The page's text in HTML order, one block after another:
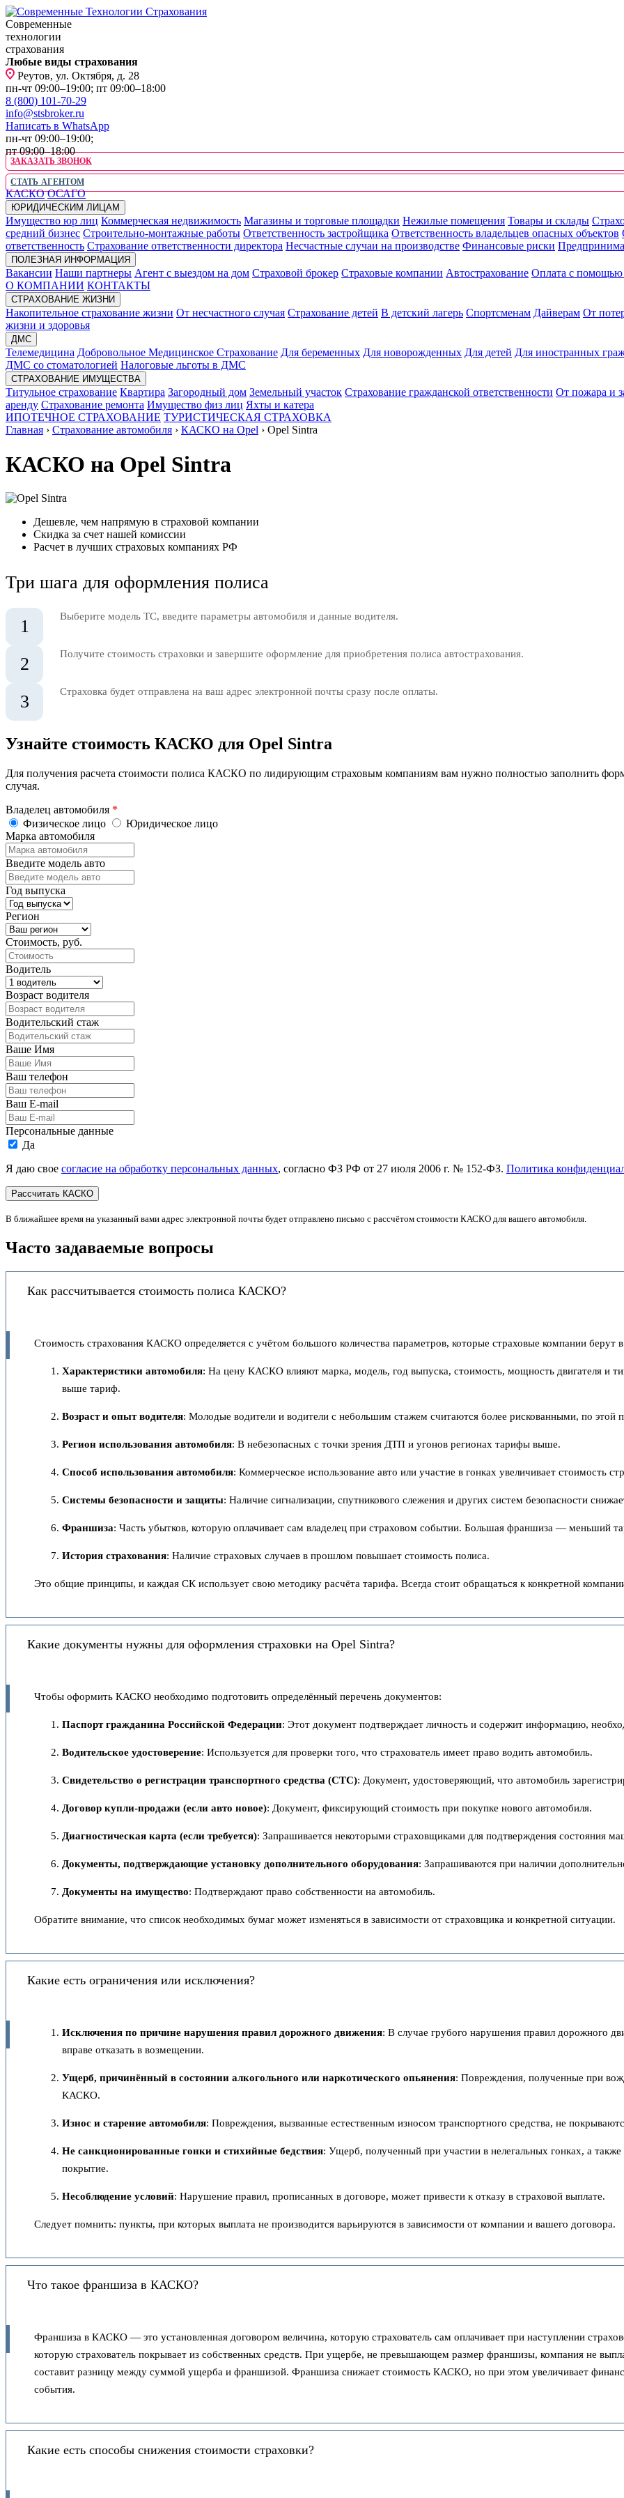
Современные
технологии
страхования
Любые виды страхования
Реутов, ул. Октября, д. 28
пн-чт 09:00–19:00; пт 09:00–18:00
8 (800) 101-70-29
info@stsbroker.ru
Написать в WhatsApp
пн-чт 09:00–19:00;
пт 09:00–18:00
ЗАКАЗАТЬ ЗВОНОК
СТАТЬ АГЕНТОМ
КАСКО ОСАГО
ЮРИДИЧЕСКИМ ЛИЦАМ
Имущество юр лиц Коммерческая недвижимость Магазины и торговые площадки Нежилые помещения Товары и склады
средний бизнес Строительно-монтажные работы Ответственность застройщика Ответственность владельцев опасных объектов
ответственность Страхование ответственности директора Несчастные случаи на производстве Финансовые риски
ПОЛЕЗНАЯ ИНФОРМАЦИЯ
Вакансии Наши партнеры Агент с выездом на дом Страховой брокер Страховые компании Автострахование Оплата с
О КОМПАНИИ КОНТАКТЫ
СТРАХОВАНИЕ ЖИЗНИ
Накопительное страхование жизни От несчастного случая Страхование детей В детский лагерь Спортсменам Дайверам От
жизни и здоровья
ДМС
Телемедицина Добровольное Медицинское Страхование Для беременных Для новорожденных Для детей Для иностранных
ДМС со стоматологией Налоговые льготы в ДМС
СТРАХОВАНИЕ ИМУЩЕСТВА
Титульное страхование Квартира Загородный дом Земельный участок Страхование гражданской ответственности От пожара и
аренду Страхование ремонта Имущество физ лиц Яхты и катера
ИПОТЕЧНОЕ СТРАХОВАНИЕ ТУРИСТИЧЕСКАЯ СТРАХОВКА
Главная › Страхование автомобиля › КАСКО на Opel › Opel Sintra
КАСКО на Opel Sintra
Дешевле, чем напрямую в страховой компании
Скидка за счет нашей комиссии
Расчет в лучших страховых компаниях РФ
Три шага для оформления полиса
1 Выберите модель ТС, введите параметры автомобиля и данные водителя.
2 Получите стоимость страховки и завершите оформление для приобретения полиса автострахования.
3 Страховка будет отправлена на ваш адрес электронной почты сразу после оплаты.
Узнайте стоимость КАСКО для Opel Sintra
Для получения расчета стоимости полиса КАСКО по лидирующим страховым компаниям вам нужно полностью заполнить
случая.
Владелец автомобиля *
Физическое лицо
Юридическое лицо
Марка автомобиля
Введите модель авто
Год выпуска
Регион
Стоимость, руб.
Водитель
Возраст водителя
Водительский стаж
Ваше Имя
Ваш телефон
Ваш E-mail
Персональные данные
Да
Я даю свое согласие на обработку персональных данных, согласно ФЗ РФ от 27 июля 2006 г. № 152-ФЗ. Политика
В ближайшее время на указанный вами адрес электронной почты будет отправлено письмо с рассчётом стоимости КАСКО для вашего автомобиля.
Часто задаваемые вопросы
Как рассчитывается стоимость полиса КАСКО?
Стоимость страхования КАСКО определяется с учётом большого количества параметров, которые страховые компании берут
Характеристики автомобиля: На цену КАСКО влияют марка, модель, год выпуска, стоимость, мощность двигателя и
выше тариф.
Возраст и опыт водителя: Молодые водители и водители с небольшим стажем считаются более рискованными, по этой
Регион использования автомобиля: В небезопасных с точки зрения ДТП и угонов регионах тарифы выше.
Способ использования автомобиля: Коммерческое использование авто или участие в гонках увеличивает стоимость
Системы безопасности и защиты: Наличие сигнализации, спутникового слежения и других систем безопасности
Франшиза: Часть убытков, которую оплачивает сам владелец при страховом событии. Большая франшиза — меньший
История страхования: Наличие страховых случаев в прошлом повышает стоимость полиса.
Это общие принципы, и каждая СК использует свою методику расчёта тарифа. Всегда стоит обращаться к конкретной
Какие документы нужны для оформления страховки на Opel Sintra?
Чтобы оформить КАСКО необходимо подготовить определённый перечень документов:
Паспорт гражданина Российской Федерации: Этот документ подтверждает личность и содержит информацию,
Водительское удостоверение: Используется для проверки того, что страхователь имеет право водить автомобиль.
Свидетельство о регистрации транспортного средства (СТС): Документ, удостоверяющий, что автомобиль
Договор купли-продажи (если авто новое): Документ, фиксирующий стоимость при покупке нового автомобиля.
Диагностическая карта (если требуется): Запрашивается некоторыми страховщиками для подтверждения состояния
Документы, подтверждающие установку дополнительного оборудования: Запрашиваются при наличии
Документы на имущество: Подтверждают право собственности на автомобиль.
Обратите внимание, что список необходимых бумаг может изменяться в зависимости от страховщика и конкретной ситуации.
Какие есть ограничения или исключения?
Исключения по причине нарушения правил дорожного движения: В случае грубого нарушения правил дорожного
вправе отказать в возмещении.
Ущерб, причинённый в состоянии алкогольного или наркотического опьянения: Повреждения, полученные при
КАСКО.
Износ и старение автомобиля: Повреждения, вызванные естественным износом транспортного средства, не
Не санкционированные гонки и стихийные бедствия: Ущерб, полученный при участии в нелегальных гонках, а
покрытие.
Несоблюдение условий: Нарушение правил, прописанных в договоре, может привести к отказу в страховой выплате.
Следует помнить: пункты, при которых выплата не производится варьируются в зависимости от компании и вашего договора.
Что такое франшиза в КАСКО?
Франшиза в КАСКО — это установленная договором величина, которую страхователь сам оплачивает при наступлении
которую страхователь покрывает из собственных средств. При ущербе, не превышающем размер франшизы, компания не
составит разницу между суммой ущерба и франшизой. Франшиза снижает стоимость КАСКО, но при этом увеличивает
события.
Какие есть способы снижения стоимости страховки?